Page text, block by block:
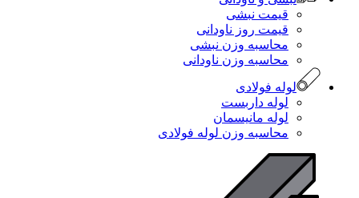
قیمت نبشی
قیمت روز ناودانی
محاسبه وزن نبشی
محاسبه وزن ناودانی
لوله فولادی
لوله داربست
لوله مانیسمان
محاسبه وزن لوله فولادی